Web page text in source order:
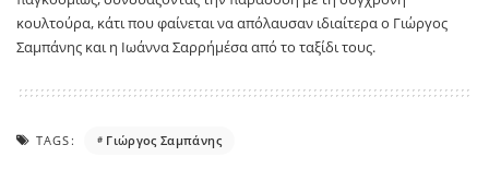
κουλτούρα, κάτι που φαίνεται να απόλαυσαν ιδιαίτερα ο Γιώργος
Σαμπάνης και η Ιωάννα Σαρρήμέσα από το ταξίδι τους.
TAGS: Γιώργος Σαμπάνης